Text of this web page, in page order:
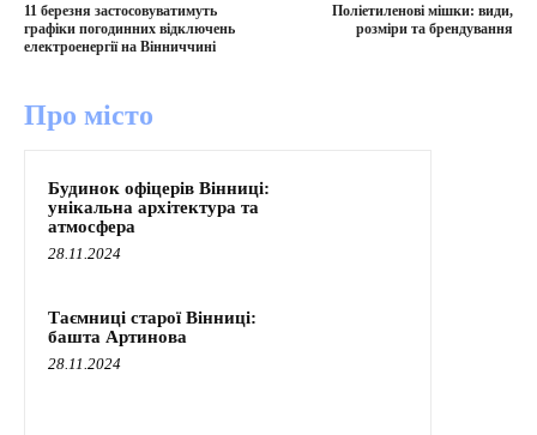
11 березня застосовуватимуть
графіки погодинних відключень
електроенергії на Вінниччині
Поліетиленові мішки: види,
розміри та брендування
Про місто
Будинок офіцерів Вінниці:
унікальна архітектура та
атмосфера
28.11.2024
Таємниці старої Вінниці:
башта Артинова
28.11.2024